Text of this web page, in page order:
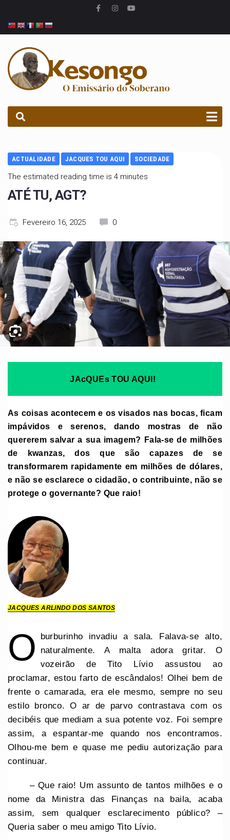
ACTUALIDADE JACQUES TOU AQUI SOCIEDADE
The estimated reading time is 4 minutes
ATÉ TU, AGT?
Fevereiro 16, 2025 0
JAcQUEs TOU AQUI!
As coisas acontecem e os visados nas bocas, ficam
impávidos e serenos, dando mostras de não
quererem salvar a sua imagem? Fala-se de milhões
de kwanzas, dos que são capazes de se
transformarem rapidamente em milhões de dólares,
e não se esclarece o cidadão, o contribuinte, não se
protege o governante? Que raio!
JACQUES ARLINDO DOS SANTOS
O
burburinho invadiu a sala. Falava-se alto,
naturalmente. A malta adora gritar. O
vozeirão de Tito Lívio assustou ao
proclamar, estou farto de escândalos! Olhei bem de
frente o camarada, era ele mesmo, sempre no seu
estilo bronco. O ar de parvo contrastava com os
decibéis que mediam a sua potente voz. Foi sempre
assim, a espantar-me quando nos encontramos.
Olhou-me bem e quase me pediu autorização para
continuar.
– Que raio! Um assunto de tantos milhões e o
nome da Ministra das Finanças na baila, acaba
assim, sem qualquer esclarecimento público? –
Queria saber o meu amigo Tito Lívio.
PROCURAR